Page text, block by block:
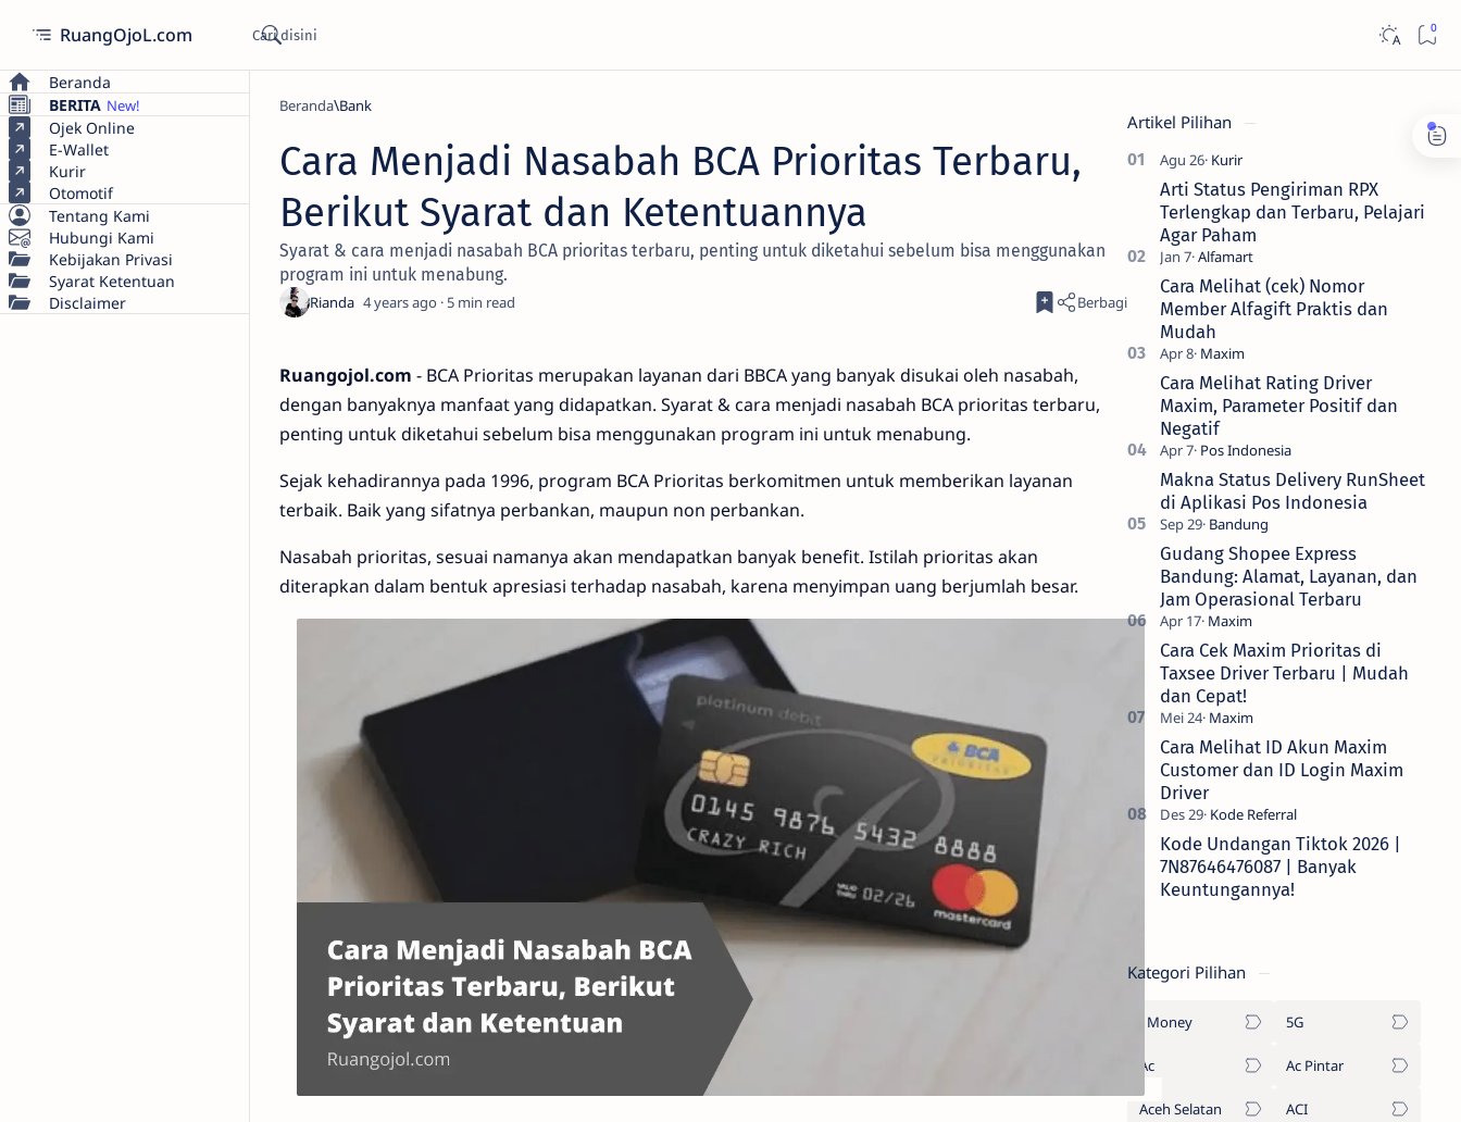
RuangOjoL.com
Beranda
BERITA
Ojek Online
E-Wallet
Kurir
Otomotif
Tentang Kami
Hubungi Kami
Kebijakan Privasi
Syarat Ketentuan
Disclaimer
Beranda Bank
Cara Menjadi Nasabah BCA Prioritas Terbaru,
Berikut Syarat dan Ketentuannya
Syarat & cara menjadi nasabah BCA prioritas terbaru, penting untuk diketahui sebelum bisa menggunakan
program ini untuk menabung.
4 years ago 5
Ruangojol.com - BCA Prioritas merupakan layanan dari BBCA yang banyak disukai oleh nasabah,
dengan banyaknya manfaat yang didapatkan. Syarat & cara menjadi nasabah BCA prioritas terbaru,
penting untuk diketahui sebelum bisa menggunakan program ini untuk menabung.
Sejak kehadirannya pada 1996, program BCA Prioritas berkomitmen untuk memberikan layanan
terbaik. Baik yang sifatnya perbankan, maupun non perbankan.
Nasabah prioritas, sesuai namanya akan mendapatkan banyak benefit. Istilah prioritas akan
diterapkan dalam bentuk apresiasi terhadap nasabah, karena menyimpan uang berjumlah besar.
Artikel Pilihan
Arti Status Pengiriman RPX
Terlengkap dan Terbaru, Pelajari
Agar Paham
Cara Melihat (cek) Nomor
Member Alfagift Praktis dan
Mudah
Cara Melihat Rating Driver
Maxim, Parameter Positif dan
Negatif
Makna Status Delivery RunSheet
di Aplikasi Pos Indonesia
Gudang Shopee Express
Bandung: Alamat, Layanan, dan
Jam Operasional Terbaru
Cara Cek Maxim Prioritas di
Taxsee Driver Terbaru | Mudah
dan Cepat!
Cara Melihat ID Akun Maxim
Customer dan ID Login Maxim
Driver
Kode Undangan Tiktok 2026 |
7N87646476087 | Banyak
Keuntungannya!
Kategori Pilihan
1Money 5G
Ac Ac Pintar
Aceh Selatan ACI